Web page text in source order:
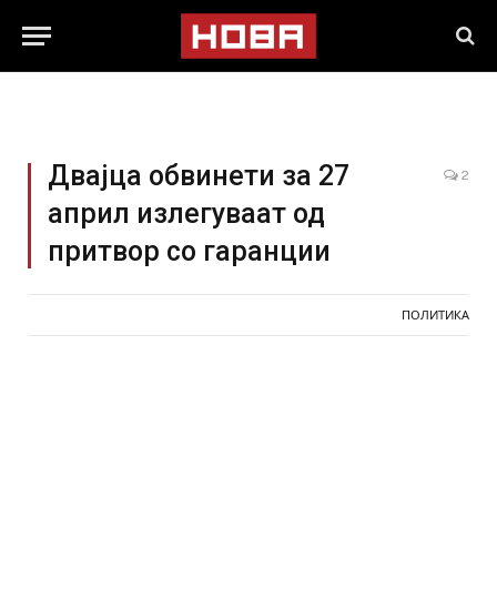
Двајца обвинети за 27
април излегуваат од
притвор со гаранции
2
ПОЛИТИКА